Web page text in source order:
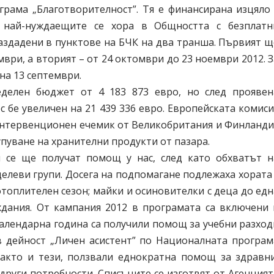
„Благотворителност”. Тя е финансирана изцяло
нуждаещите се хора в Общността с
в пунктове на БЧК на два транша. Първият
а вторият – от 24 октомври до 23 ноември 2012.
13 септември.
бюджет от 4 183 873 евро, но след
увеличен на 21 439 336 евро. Европейската
ечемик от Великобритания и
на хранителни продукти от пазара.
ще получат помощ у нас, след като обхватът
групи. Досега на подпомагане подлежаха хората
сезон; майки и осиновителки с деца до
От кампания 2012 в програмата са включени
година са получили помощ за учебни
„Личен асистент” по Националната
и тези, ползвали еднократна помощ за